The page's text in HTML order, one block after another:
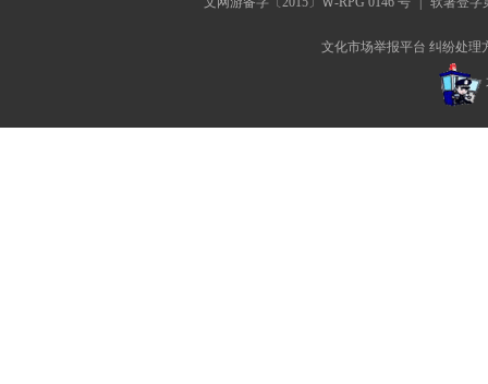
文化市场举报平台 纠纷处理